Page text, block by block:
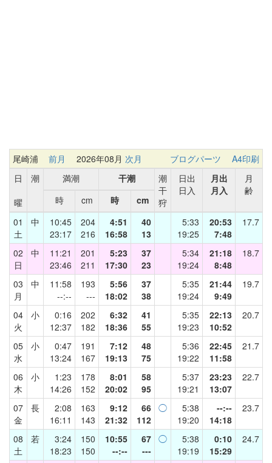
尾崎浦 前月 2026年08月 次月 ブログパーツ
A4印刷
日
曜
潮 満潮 干潮
潮
干
狩
日出
日入
月出
月入
月
齢
時
cm 時
cm
01
土
中
10:45
23:17
204
216
4:51
16:58
40
13
5:33
19:25
20:53
7:48
17.7
02
日
中
11:21
23:46
201
211
5:23
17:30
37
23
5:34
19:24
21:18
8:48
18.7
03
月
中
11:58
--:--
193
---
5:56
18:02
37
38
5:35
19:24
21:44
9:49
19.7
04
火
小
0:16
12:37
202
182
6:32
18:36
41
55
5:35
19:23
22:13
10:52
20.7
05
水
小
0:47
13:24
191
167
7:12
19:13
48
75
5:36
19:22
22:45
11:58
21.7
06
木
小
1:23
14:26
178
152
8:01
20:02
58
95
5:37
19:21
23:23
13:07
22.7
07
金
長
2:08
16:11
163
143
9:12
21:32
66
112
◯
5:38
19:20
--:--
14:18
23.7
08
土
若
3:24
18:23
150
150
10:55
--:--
67
---
◯
5:38
19:19
0:10
15:29
24.7